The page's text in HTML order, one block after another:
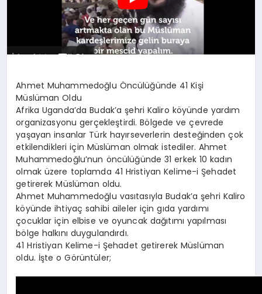
Ahmet Muhammedoğlu Öncülüğünde 41 Kişi
Müslüman Oldu
Afrika Uganda’da Budak’a şehri Kaliro köyünde yardım
organizasyonu gerçekleştirdi. Bölgede ve çevrede
yaşayan insanlar Türk hayırseverlerin desteğinden çok
etkilendikleri için Müslüman olmak istediler. Ahmet
Muhammedoğlu’nun öncülüğünde 31 erkek 10 kadın
olmak üzere toplamda 41 Hristiyan Kelime-i Şehadet
getirerek Müslüman oldu.
Ahmet Muhammedoğlu vasıtasıyla Budak’a şehri Kaliro
köyünde ihtiyaç sahibi aileler için gıda yardımı
çocuklar için elbise ve oyuncak dağıtımı yapılması
bölge halkını duygulandırdı.
41 Hristiyan Kelime-i Şehadet getirerek Müslüman
oldu. İşte o Görüntüler;